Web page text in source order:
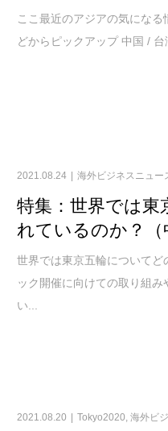
ここ最近のアジアの気にな
どからピックアップ 中国 /
2021.08.24
海外ビジネスニュー
特集：世界では
れているのか？（
世界では東京五輪について
ック開催に向けての取り組
い...
2021.08.20
Tokyo2020 ,海外ビ